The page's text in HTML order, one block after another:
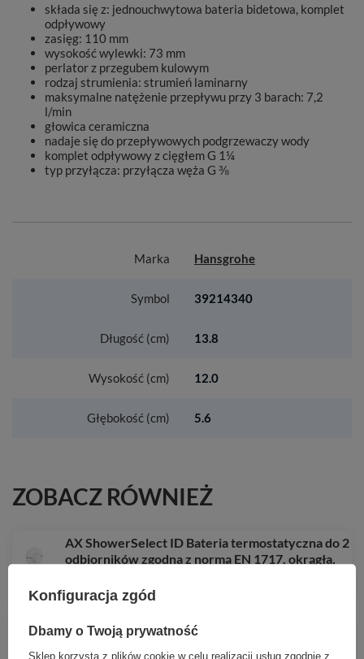
składa się z: jednouchwytowa bateria bidetowa, komplet
odpływowy
zasięg: 110 mm
wysokość wylewki: 73 mm
perlator z przegubem kulowym
rodzaj strumienia: strumień laminarny
maksymalne natężenie przepływu przy 3 barach: 7,2
l/min
głowica ceramiczna
nadaje się do przepływowych podgrzewaczy wody
komplet odpływowy z cięgłem G 1¼
typ przyłącza: przyłącza węża G ⅜
Marka Hansgrohe
Symbol 39214340
Długość (cm) 13.8
Wysokość (cm) 12.0
Głębokość (cm) 5.6
ZOBACZ RÓWNIEŻ
AX ShowerSelect ID Bateria termostatyczna do 2
odbiorników zgodna z normą EN 1717, okrągła,
6 175,95 zł / szt.
HG EluPura Q Miska kompaktowa WC 640,
przyścienna, odpływ poziomy/pionowy, AquaFall
Konfiguracja zgód
Dbamy o Twoją prywatność
Sklep korzysta z plików cookie w celu realizacji usług zgodnie z